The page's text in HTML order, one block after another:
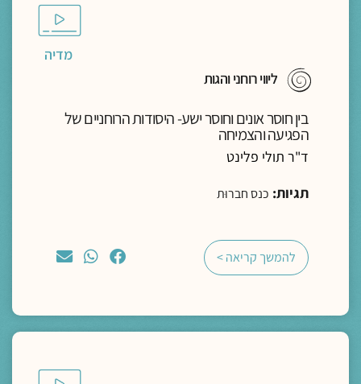
מדיה
ליווי רוחני והגות
בין חוסר אונים וחוסר ישע- היסודות הרוחניים של
הפגיעה והצמיחה
ד"ר תולי פלינט
תגיות: כנס חברוּת
להמשך קריאה >